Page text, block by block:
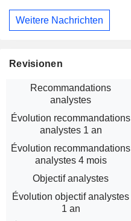
Weitere Nachrichten
Revisionen
Recommandations
analystes
Évolution recommandations
analystes 1 an
Évolution recommandations
analystes 4 mois
Objectif analystes
Évolution objectif analystes
1 an